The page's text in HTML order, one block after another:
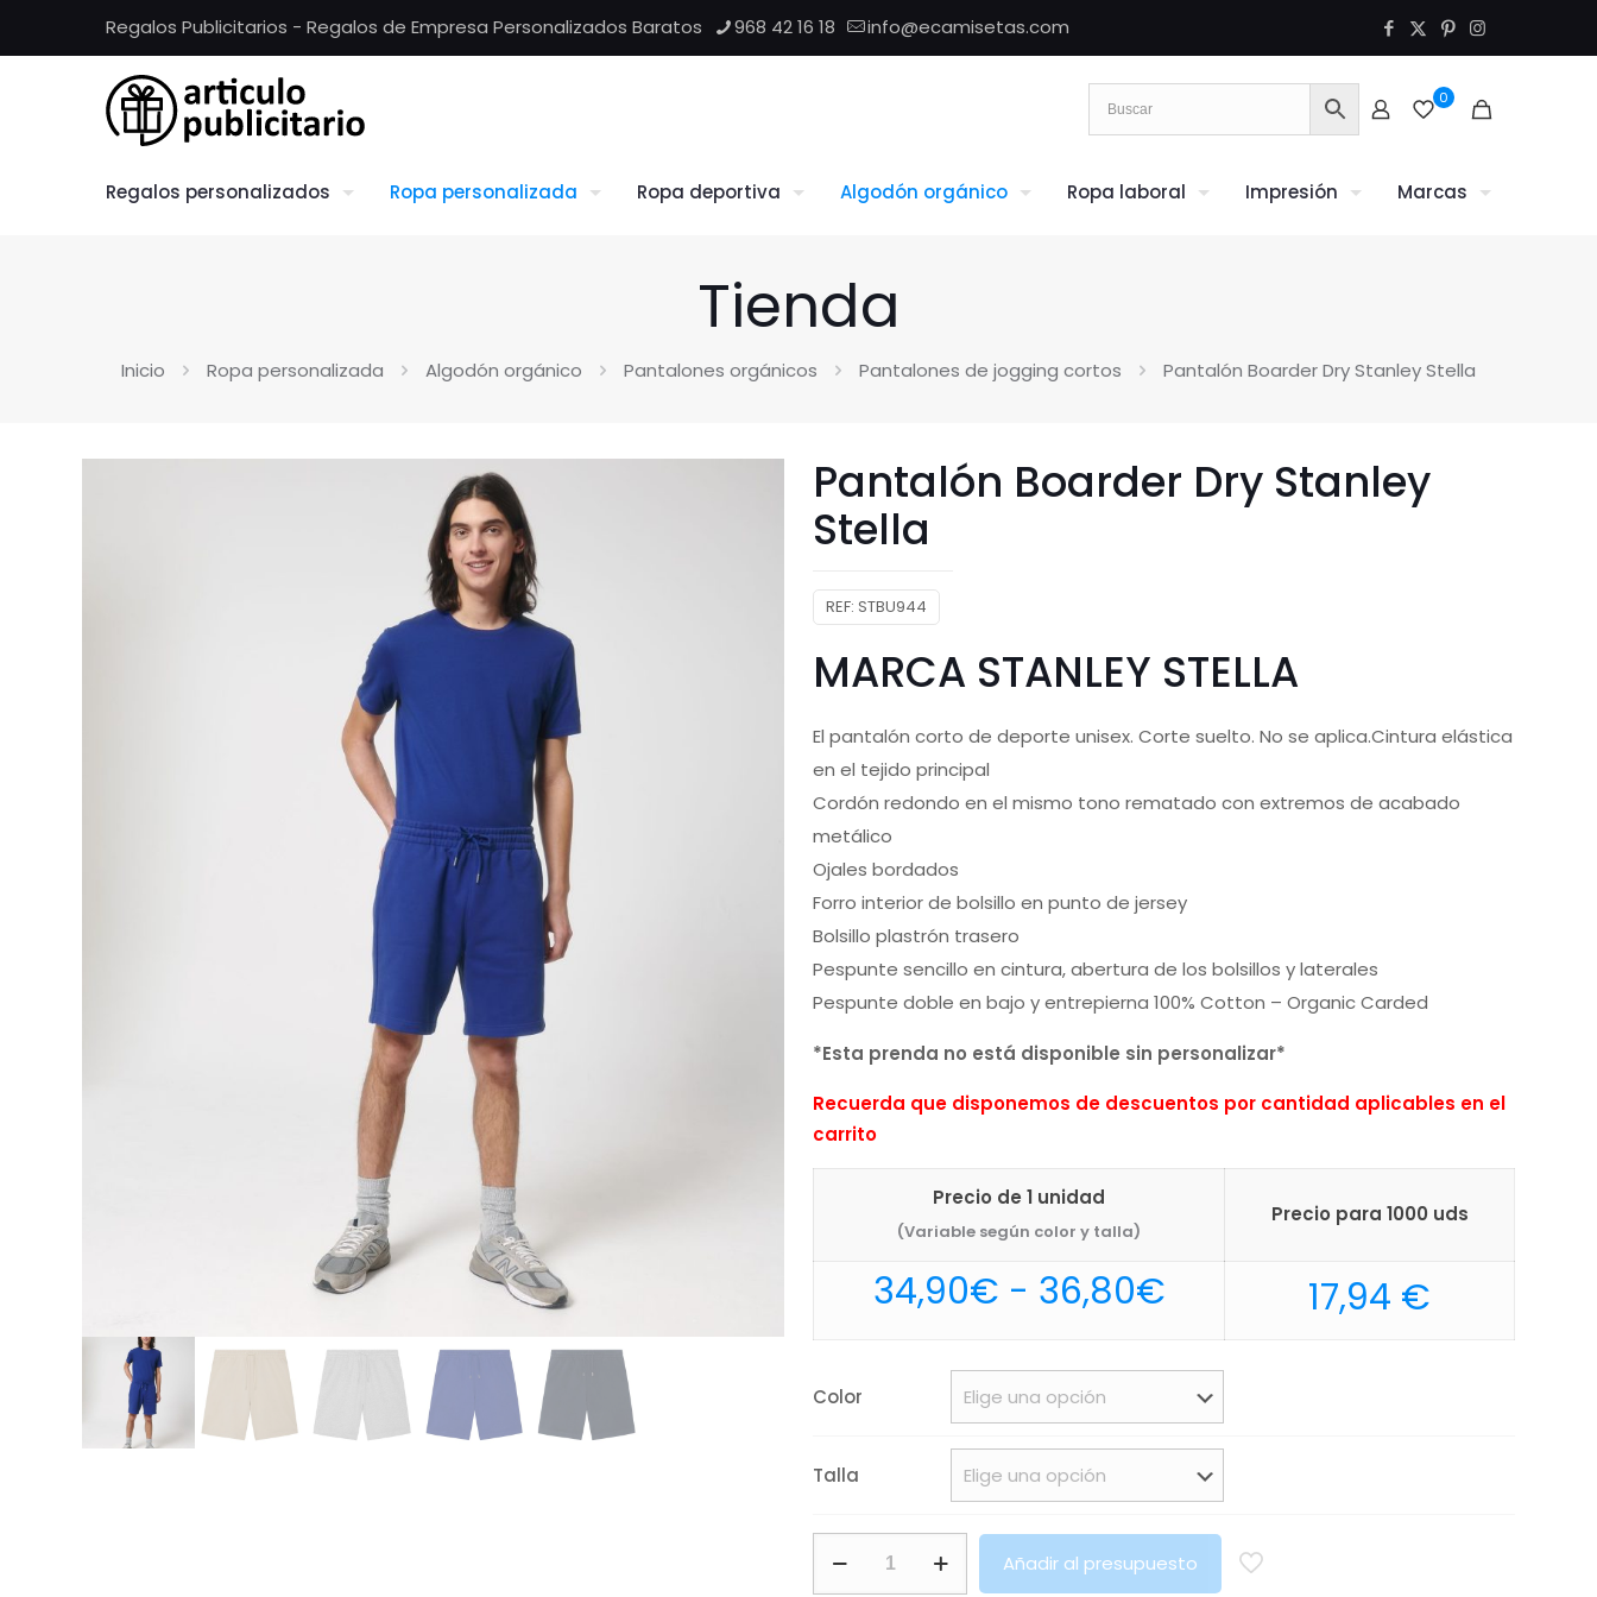
Regalos Publicitarios - Regalos de Empresa Personalizados Baratos 968 42 16 18 info@ecamisetas.com
0
Regalos personalizados Ropa personalizada Ropa deportiva Algodón orgánico Ropa laboral Impresión Marcas
Tienda
Inicio Ropa personalizada Algodón orgánico Pantalones orgánicos Pantalones de jogging cortos Pantalón Boarder Dry Stanley Stella
Pantalón Boarder Dry Stanley
Stella
REF: STBU944
MARCA STANLEY STELLA
El pantalón corto de deporte unisex. Corte suelto. No se aplica.Cintura elástica
en el tejido principal
Cordón redondo en el mismo tono rematado con extremos de acabado
metálico
Ojales bordados
Forro interior de bolsillo en punto de jersey
Bolsillo plastrón trasero
Pespunte sencillo en cintura, abertura de los bolsillos y laterales
Pespunte doble en bajo y entrepierna 100% Cotton – Organic Carded
*Esta prenda no está disponible sin personalizar*
Recuerda que disponemos de descuentos por cantidad aplicables en el
carrito
Precio de 1 unidad
(Variable según color y talla)
Precio para 1000 uds
34,90€ - 36,80€Rango
precios:
desde
34,90€
hasta
36,80€
17,94 €
Color
Talla
Añadir al presupuesto